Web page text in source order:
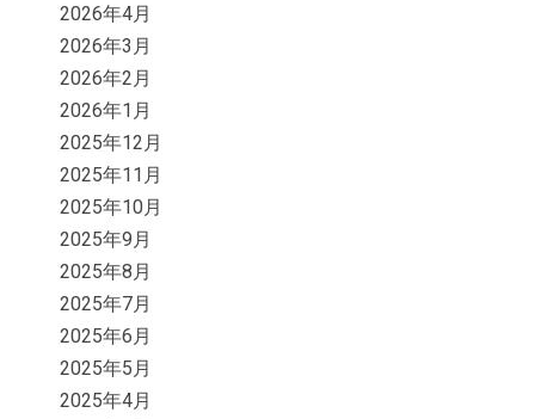
2026年4月
2026年3月
2026年2月
2026年1月
2025年12月
2025年11月
2025年10月
2025年9月
2025年8月
2025年7月
2025年6月
2025年5月
2025年4月